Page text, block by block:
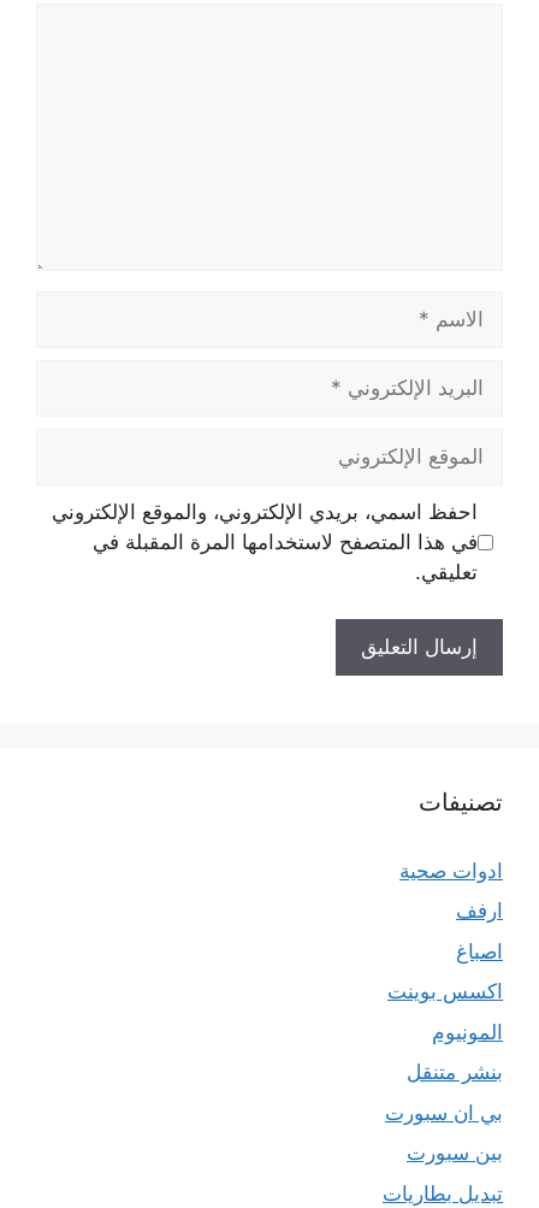
الاسم
البريد
الإلكتروني
الموقع
الإلكتروني
احفظ اسمي، بريدي الإلكتروني، والموقع الإلكتروني
في هذا المتصفح لاستخدامها المرة المقبلة في
تعليقي.
تصنيفات
ادوات صحية
ارفف
اصباغ
اكسس بوينت
المونيوم
بنشر متنقل
بي ان سبورت
بين سبورت
تبديل بطاريات